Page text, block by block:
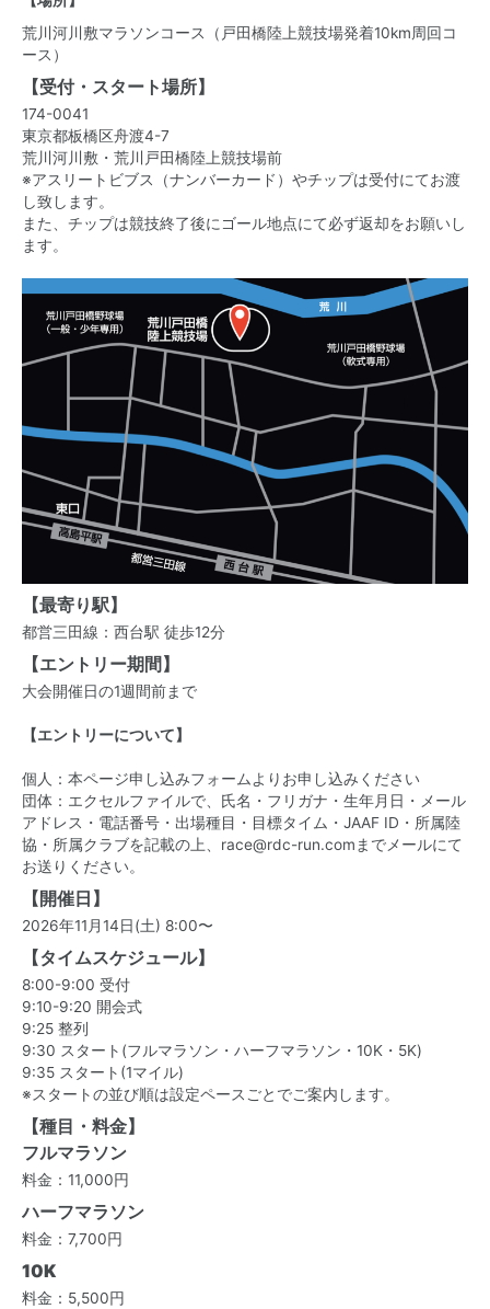
荒川河川敷マラソンコース（戸田橋陸上競技場発着10km周回コ
ース）
【受付・スタート場所】
174-0041
東京都板橋区舟渡4-7
荒川河川敷・荒川戸田橋陸上競技場前
※アスリートビブス（ナンバーカード）やチップは受付にてお渡
し致します。
また、チップは競技終了後にゴール地点にて必ず返却をお願いし
ます。
【最寄り駅】
都営三田線：西台駅 徒歩12分
【エントリー期間】
大会開催日の1週間前まで
【エントリーについて】
個人：本ページ申し込みフォームよりお申し込みください
団体：エクセルファイルで、氏名・フリガナ・生年月日・メール
アドレス・電話番号・出場種目・目標タイム・JAAF ID・所属陸
協・所属クラブを記載の上、race@rdc-run.comまでメールにて
お送りください。
【開催日】
2026年11月14日(土) 8:00〜
【タイムスケジュール】
8:00-9:00 受付
9:10-9:20 開会式
9:25 整列
9:30 スタート(フルマラソン・ハーフマラソン・10K・5K)
9:35 スタート(1マイル)
※スタートの並び順は設定ペースごとでご案内します。
【種目・料金】
フルマラソン
料金：11,000円
ハーフマラソン
料金：7,700円
10K
料金：5,500円